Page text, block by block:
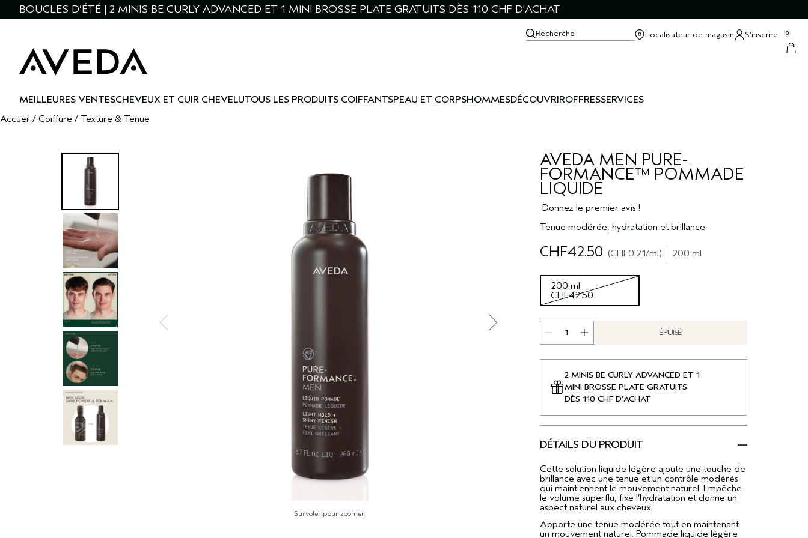
BOUCLES D’ÉTÉ | 2 MINIS BE CURLY ADVANCED ET 1 MINI BROSSE PLATE GRATUITS DÈS 110 CHF D'ACHAT
Recherche Localisateur de magasin S’inscrire 0
MEILLEURES VENTESCHEVEUX ET CUIR CHEVELUTOUS LES PRODUITS COIFFANTSPEAU ET CORPSHOMMESDÉCOUVRIROFFRESSERVICES
Accueil / Coiffure / Texture & Tenue
AVEDA MEN PURE-
FORMANCE™ POMMADE
LIQUIDE
Donnez le premier avis !
Tenue modérée, hydratation et brillance
Survoler pour zoomer
CHF42.50 CHF0.21/ml 200 ml
200 ml
CHF42.50
ÉPUISÉ
2 MINIS BE CURLY ADVANCED ET 1
MINI BROSSE PLATE GRATUITS
DÈS 110 CHF D'ACHAT
DÉTAILS DU PRODUIT
Cette solution liquide légère ajoute une touche de
brillance avec une tenue et un contrôle modérés
qui maintiennent le mouvement naturel. Empêche
le volume superflu, fixe l’hydratation et donne un
aspect naturel aux cheveux.
Apporte une tenue modérée tout en maintenant
un mouvement naturel. Pommade liquide légère